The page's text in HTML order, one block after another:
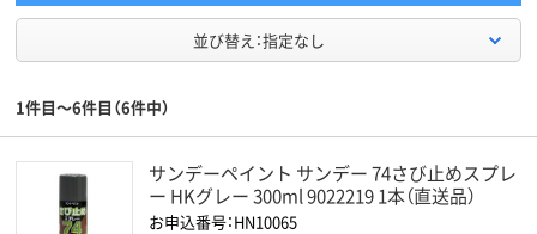
並び替え：指定なし
1件目～6件目（6件中）
サンデーペイント サンデー 74さび止めスプレ
ー HKグレー 300ml 9022219 1本（直送品）
お申込番号：HN10065